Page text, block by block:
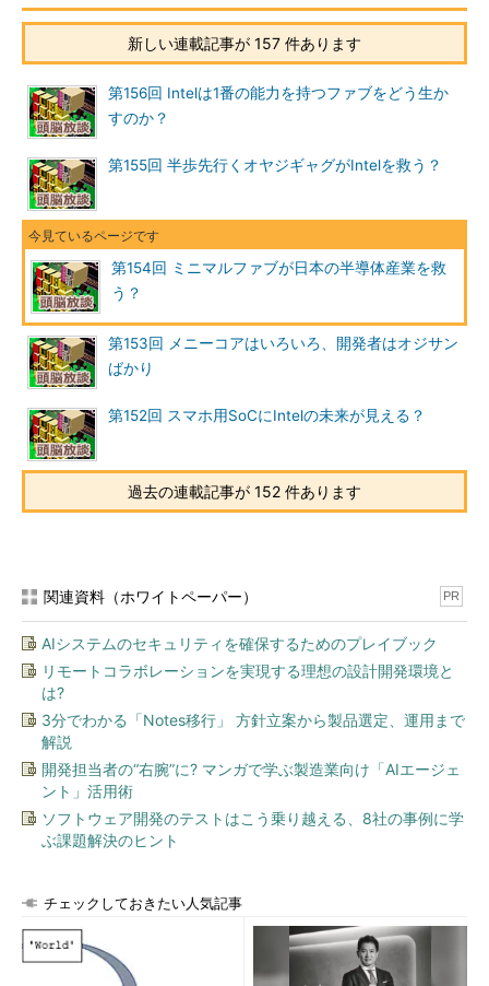
を作ろうというのだ。もともとクリーン・ルームがあっての製造
装置だから、クリーン・ルームなしでやろうとすると非常に難し
しい。
本からファブが絶滅するのを防げるかもしれない。しかし、であ
る。「お前、設計屋としてこのファブで何を流したい？」と問い
かけられると「うっ」と詰ってしまう。打倒巨大ファブならば、
そこでの製造の中心になっているスマホやタブレット向けの主力
チップをこのようなファブで作れるのか？ プロセス自体の微細
化の程度も大問題だが、単純に数量自体も問題だ。巨大な先端フ
ァブで流れているような主力チップは、世界中のみんなが持って
いるような製品に載っている。つまりモデル・チェンジの度にと
てつもない数量の新しいチップを一気に作らないとならない。巨
流してようやく需要にミートできる程度のはずだ。
ミニマルファブの場合、1枚1枚は素早く処理できるといって
も、1ウエハ＝1チップのような工程でどのくらいの数ができるの
いうのは小ロットである（多くの会社では取扱い単位として
「k」、つまり1000個を使っている。「500kの注文入りました」
とか「3kの注文？ 少ないなぁ～」ってな具合）。あんまり急に
数が増えないような類の製品でないとミニマルファブは辛いので
はないか。
それとも試作に使うか。小回りは効きそうだ。微細化とともに
試作費用もうなぎ上りで零細なファブレス会社にはきつくなって
いるからだ。しかし、いまどき機能的な試作検証はみんな
FPGA（Field Programmable Gate Array：プログラミングによっ
て機能が変更可能なLSI）である。それどころか小ロットの生産
流して試作というのは、当然の前提として前述のような大規模量
セスで試作をしないと意味がない。
新しい連載記事が 157 件あります
第156回 Intelは1番の能力を持つファブをどう生か
すのか？
第155回 半歩先行くオヤジギャグがIntelを救う？
第154回 ミニマルファブが日本の半導体産業を救
う？
第153回 メニーコアはいろいろ、開発者はオジサン
ばかり
第152回 スマホ用SoCにIntelの未来が見える？
過去の連載記事が 152 件あります
関連資料（ホワイトペーパー） PR
AIシステムのセキュリティを確保するためのプレイブック
リモートコラボレーションを実現する理想の設計開発環境と
は?
3分でわかる「Notes移行」 方針立案から製品選定、運用まで
解説
開発担当者の“右腕”に? マンガで学ぶ製造業向け「AIエージェ
ント」活用術
ソフトウェア開発のテストはこう乗り越える、8社の事例に学
ぶ課題解決のヒント
チェックしておきたい人気記事